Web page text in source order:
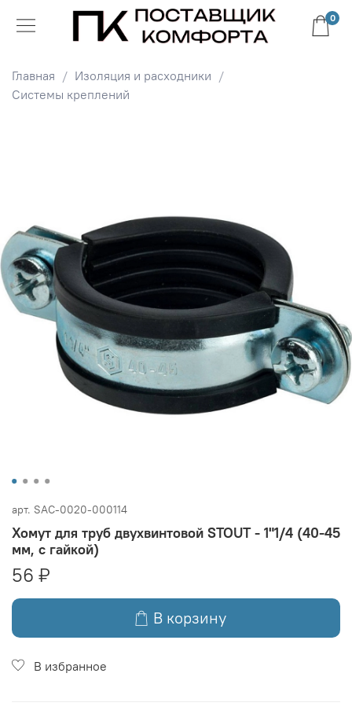
0
Главная
Изоляция и расходники
Системы креплений
арт. SAC-0020-000114
Хомут для труб двухвинтовой STOUT - 1"1/4 (40-45
мм, с гайкой)
56 ₽
В корзину
В избранное